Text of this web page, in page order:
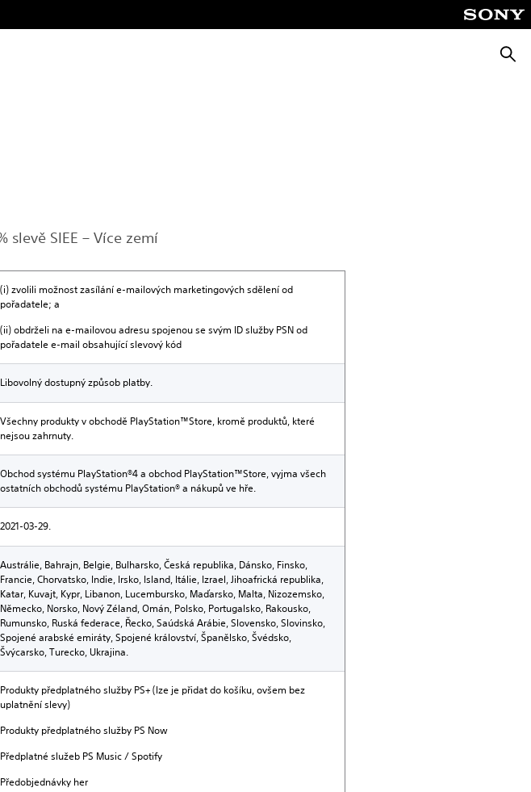
slevě SIEE – Více zemí
(i) zvolili možnost zasílání e-mailových marketingových sdělení od
pořadatele; a
(ii) obdrželi na e-mailovou adresu spojenou se svým ID služby PSN od
pořadatele e-mail obsahující slevový kód
Libovolný dostupný způsob platby.
Všechny produkty v obchodě PlayStation™Store, kromě produktů, které
nejsou zahrnuty.
Obchod systému PlayStation®4 a obchod PlayStation™Store, vyjma všech
ostatních obchodů systému PlayStation® a nákupů ve hře.
2021-03-29.
Austrálie, Bahrajn, Belgie, Bulharsko, Česká republika, Dánsko, Finsko,
Francie, Chorvatsko, Indie, Irsko, Island, Itálie, Izrael, Jihoafrická republika,
Katar, Kuvajt, Kypr, Libanon, Lucembursko, Maďarsko, Malta, Nizozemsko,
Německo, Norsko, Nový Zéland, Omán, Polsko, Portugalsko, Rakousko,
Rumunsko, Ruská federace, Řecko, Saúdská Arábie, Slovensko, Slovinsko,
Spojené arabské emiráty, Spojené království, Španělsko, Švédsko,
Švýcarsko, Turecko, Ukrajina.
Produkty předplatného služby PS+ (lze je přidat do košíku, ovšem bez
uplatnění slevy)
Produkty předplatného služby PS Now
Předplatné služeb PS Music / Spotify
Předobjednávky her